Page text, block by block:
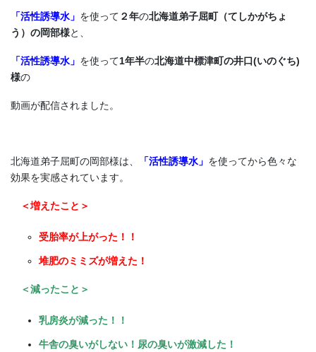
「活性誘導水」 を使って ２年の北海道弟子屈町（てしかがちょ
う）の岡部様と、
「活性誘導水」 を使って1年半の北海道中標津町の井口(いのぐち)
様の
動画が配信されました。
北海道弟子屈町の岡部様は、 「活性誘導水」 を使ってから色々な
効果を実感されています。
＜増えたこと＞
受胎率が上がった！！
堆肥のミミズが増えた！
＜減ったこと＞
乳房炎が減った！！
牛舎の臭いがしない！尿の臭いが激減した！